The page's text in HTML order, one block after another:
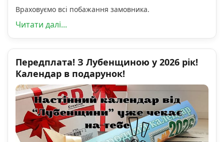
Враховуємо всі побажання замовника.
Читати далі...
Передплата! З Лубенщиною у 2026 рік!
Календар в подарунок!